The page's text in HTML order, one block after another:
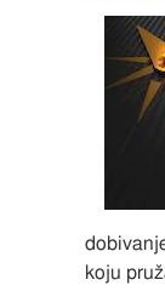
koju